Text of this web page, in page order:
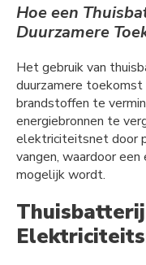
Hoe een
Duurzamere
Het gebruik van
duurzamere toekomst
brandstoffen te
energiebronnen te
elektriciteitsnet door
vangen, waardoor
mogelijk wordt.